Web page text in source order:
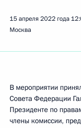
15 апреля 2022 года
Москва
В мероприятии
Совета Федерации
Президенте по
члены комиссии,